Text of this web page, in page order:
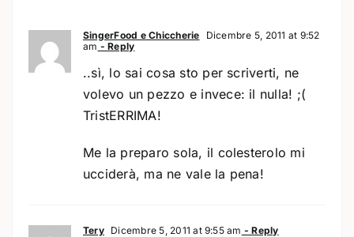
SingerFood e Chiccherie
Dicembre 5, 2011 at 9:52
am - Reply
..sì, lo sai cosa sto per scriverti, ne
volevo un pezzo e invece: il nulla! ;(
TristERRIMA!
Me la preparo sola, il colesterolo mi
ucciderà, ma ne vale la pena!
Tery Dicembre 5, 2011 at 9:55 am - Reply